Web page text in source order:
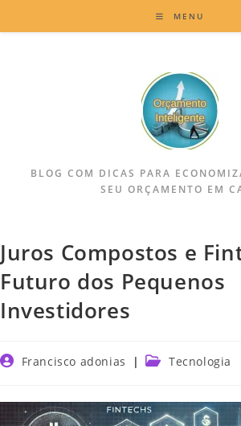
MENU
BLOG COM DICAS PARA
SEU ORÇAMENTO EM
Juros Compostos e
Futuro dos Pequenos
Investidores
Francisco adonias Tecnologia